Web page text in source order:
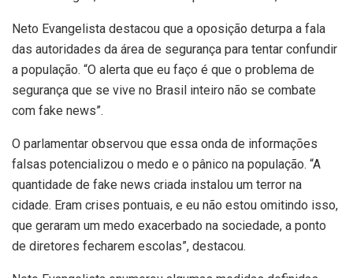
Neto Evangelista destacou que a oposição deturpa a fala
das autoridades da área de segurança para tentar confundir
a população. “O alerta que eu faço é que o problema de
segurança que se vive no Brasil inteiro não se combate
com fake news”.
O parlamentar observou que essa onda de informações
falsas potencializou o medo e o pânico na população. “A
quantidade de fake news criada instalou um terror na
cidade. Eram crises pontuais, e eu não estou omitindo isso,
que geraram um medo exacerbado na sociedade, a ponto
de diretores fecharem escolas”, destacou.